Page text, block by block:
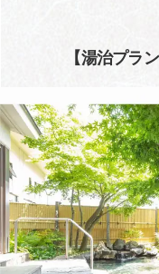
【湯治プラ